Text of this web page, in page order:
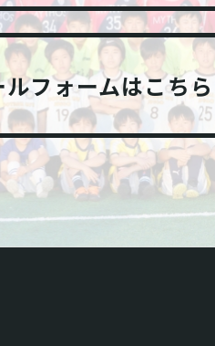
ルフォームはこちら